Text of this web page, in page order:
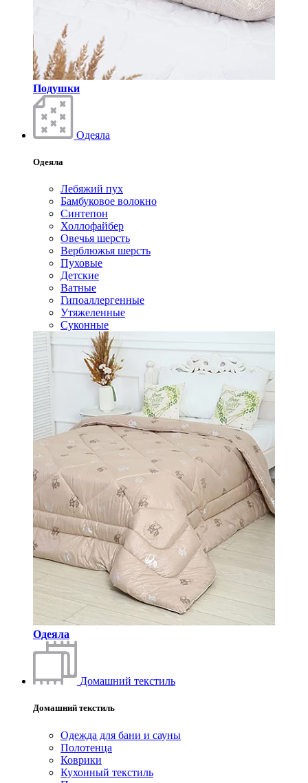
Подушки
Одеяла
Одеяла
Лебяжий пух
Бамбуковое волокно
Синтепон
Холлофайбер
Овечья шерсть
Верблюжья шерсть
Пуховые
Детские
Ватные
Гипоаллергенные
Утяжеленные
Суконные
Одеяла
Домашний текстиль
Домашний текстиль
Одежда для бани и сауны
Полотенца
Коврики
Кухонный текстиль